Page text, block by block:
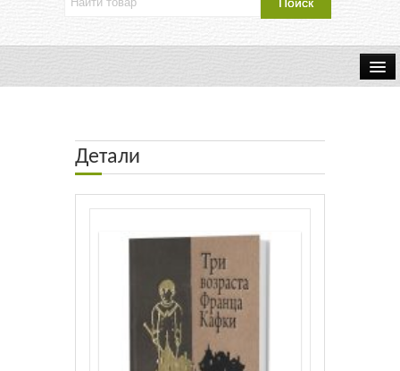
Контакты
Детали